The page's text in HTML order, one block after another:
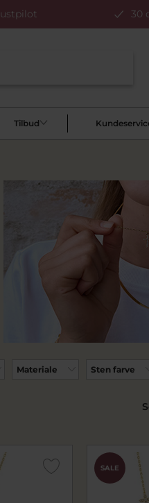
30
Tilbud
Materiale Sten farve
SALE